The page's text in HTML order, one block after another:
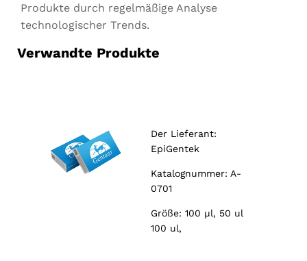
Produkte durch regelmäßige Analyse
technologischer Trends.
Verwandte Produkte
Der Lieferant:
EpiGentek
Katalognummer: A-
0701
Größe: 100 µl, 50 ul
100 ul,
Notwendig
Diese
Cookies
sind nicht
optional. Sie
benötigt,
damit die
Website